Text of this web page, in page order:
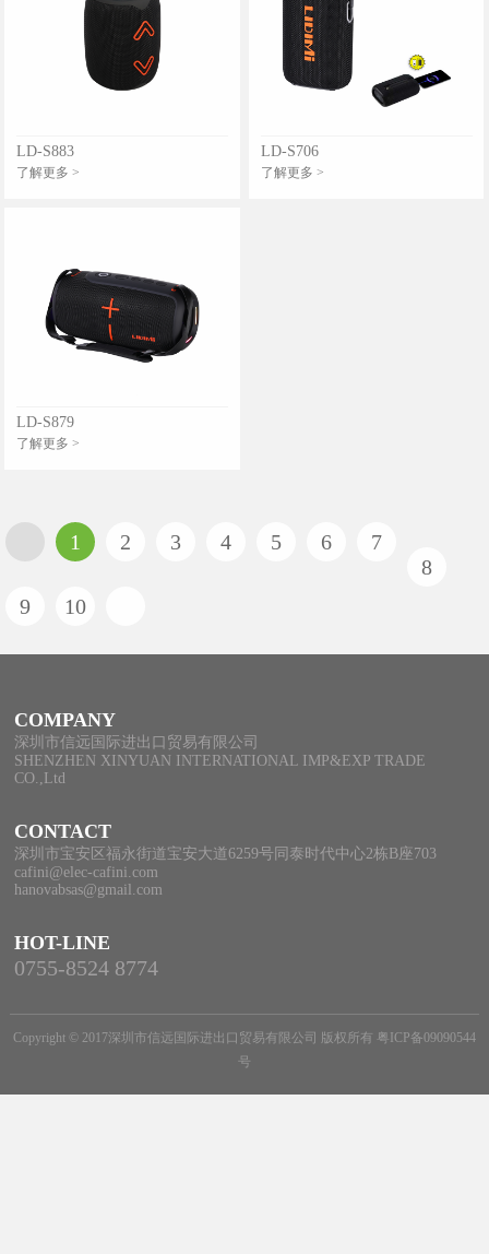
LD-S883
了解更多 >
LD-S706
了解更多 >
LD-S879
了解更多 >
1 2 3 4 5 6
7
8
9
10
COMPANY
深圳市信远国际进出口贸易有限公司
SHENZHEN XINYUAN INTERNATIONAL IMP&EXP TRADE
CO.,Ltd
CONTACT
深圳市宝安区福永街道宝安大道6259号同泰时代中心2栋B座703
cafini@elec-cafini.com
hanovabsas@gmail.com
HOT-LINE
0755-8524 8774
Copyright © 2017深圳市信远国际进出口贸易有限公司 版权所有 粤ICP备09090544
号